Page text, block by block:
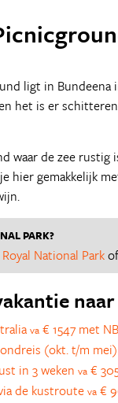
ligt in Bundeena
het is er
waar de zee
hier gemakkelijk
PARK?
National Park
va € 1547 met
(okt. t/m mei)
in 3 weken va €
de kustroute va €